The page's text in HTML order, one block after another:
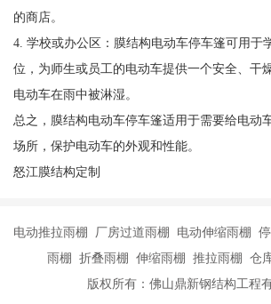
的商店。
4. 学校或办公区：膜结构电动车停车篷可用于
位，为师生或员工的电动车提供一个安全、干
电动车在雨中被淋湿。
总之，膜结构电动车停车篷适用于需要给电动
场所，保护电动车的外观和性能。
怒江膜结构定制
电动推拉雨棚 厂房过道雨棚 电动伸缩雨棚
雨棚 折叠雨棚 伸缩雨棚 推拉雨棚 仓
版权所有：佛山鼎新钢结构工程